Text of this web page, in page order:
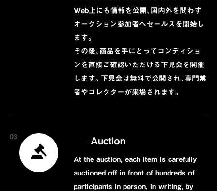
Web上にも情報を公開、国内外を問わず
オークション参加者へセールスを開始し
ます。
その後、商品を手にとってコンディショ
ンを直接ご確認いただける下見会を開催
します。下見会は無料で公開され、専門業
者やコレクターが来場されます。
03 Auction
At the auction, each item is carefully
auctioned off in front of hundreds of
participants in person, in writing, by